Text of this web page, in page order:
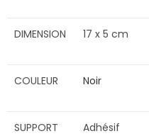
DIMENSION 17 x 5 cm
COULEUR Noir
SUPPORT Adhésif